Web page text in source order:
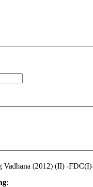
Vadhana (2012) (II) -
: